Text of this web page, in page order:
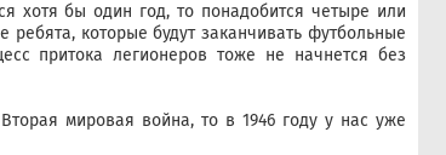
хотя бы один год, то понадобится четыре или
ребята, которые будут заканчивать футбольные
притока легионеров тоже не начнется без
мировая война, то в 1946 году у нас уже